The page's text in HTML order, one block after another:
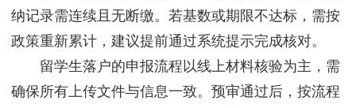
纳记录需连续且无断缴。若基数或期限不达标，需按
政策重新累计，建议提前通过系统提示完成核对。
留学生落户的申报流程以线上材料核验为主，需
确保所有上传文件与信息一致。预审通过后，按流程